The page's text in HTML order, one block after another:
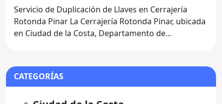
Servicio de Duplicación de Llaves en Cerrajería
Rotonda Pinar La Cerrajería Rotonda Pinar, ubicada
en Ciudad de la Costa, Departamento de
CATEGORÍAS